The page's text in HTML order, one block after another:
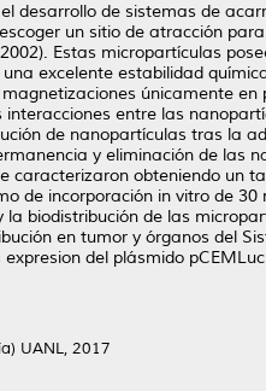
desarrollo de sistemas de
un sitio de atracción
Estas micropartículas
excelente estabilidad
únicamente
entre las
de nanopartículas tras la
y eliminación de las
obteniendo un
de incorporación in vitro de
biodistribución de las
en tumor y órganos del
del plásmido
UANL, 2017